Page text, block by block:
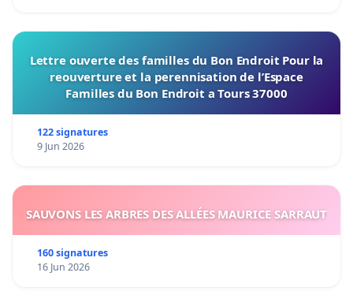
Lettre ouverte des familles du Bon Endroit Pour la
reouverture et la perennisation de l’Espace
Familles du Bon Endroit a Tours 37000
122 signatures
9 Jun 2026
SAUVONS LES ARBRES DES ALLÉES MAURICE SARRAUT
160 signatures
16 Jun 2026